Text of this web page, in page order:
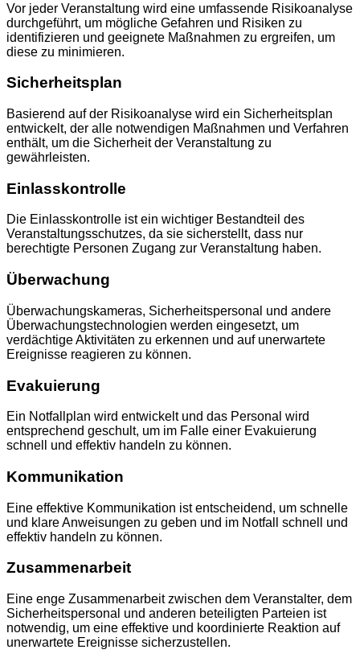
Vor jeder Veranstaltung wird eine umfassende Risikoanalyse
durchgeführt, um mögliche Gefahren und Risiken zu
identifizieren und geeignete Maßnahmen zu ergreifen, um
diese zu minimieren.
Sicherheitsplan
Basierend auf der Risikoanalyse wird ein Sicherheitsplan
entwickelt, der alle notwendigen Maßnahmen und Verfahren
enthält, um die Sicherheit der Veranstaltung zu
gewährleisten.
Einlasskontrolle
Die Einlasskontrolle ist ein wichtiger Bestandteil des
Veranstaltungsschutzes, da sie sicherstellt, dass nur
berechtigte Personen Zugang zur Veranstaltung haben.
Überwachung
Überwachungskameras, Sicherheitspersonal und andere
Überwachungstechnologien werden eingesetzt, um
verdächtige Aktivitäten zu erkennen und auf unerwartete
Ereignisse reagieren zu können.
Evakuierung
Ein Notfallplan wird entwickelt und das Personal wird
entsprechend geschult, um im Falle einer Evakuierung
schnell und effektiv handeln zu können.
Kommunikation
Eine effektive Kommunikation ist entscheidend, um schnelle
und klare Anweisungen zu geben und im Notfall schnell und
effektiv handeln zu können.
Zusammenarbeit
Eine enge Zusammenarbeit zwischen dem Veranstalter, dem
Sicherheitspersonal und anderen beteiligten Parteien ist
notwendig, um eine effektive und koordinierte Reaktion auf
unerwartete Ereignisse sicherzustellen.